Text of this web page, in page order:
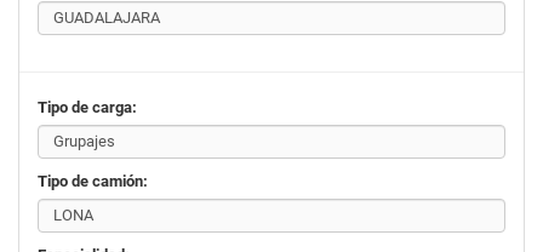
Tipo de carga:
Tipo de camión: